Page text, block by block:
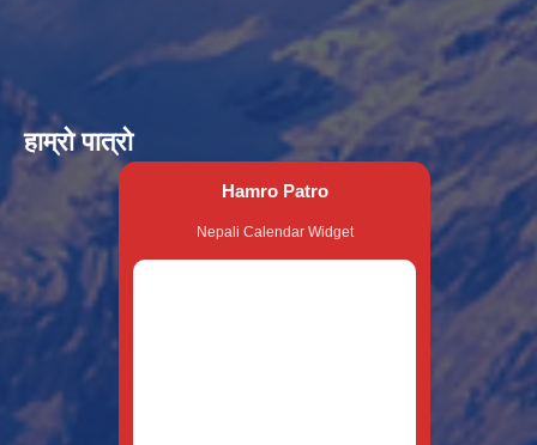
हाम्रो पात्रो
Hamro Patro
Nepali Calendar Widget